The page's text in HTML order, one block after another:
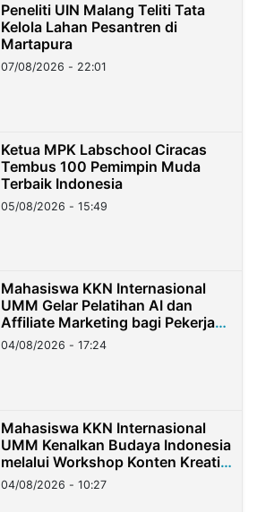
Peneliti UIN Malang Teliti Tata
Kelola Lahan Pesantren di
Martapura
07/08/2026 - 22:01
Ketua MPK Labschool Ciracas
Tembus 100 Pemimpin Muda
Terbaik Indonesia
05/08/2026 - 15:49
Mahasiswa KKN Internasional
UMM Gelar Pelatihan AI dan
Affiliate Marketing bagi Pekerja
Migran Indonesia di Taiwan
04/08/2026 - 17:24
Mahasiswa KKN Internasional
UMM Kenalkan Budaya Indonesia
melalui Workshop Konten Kreatif
di Taiwan
04/08/2026 - 10:27